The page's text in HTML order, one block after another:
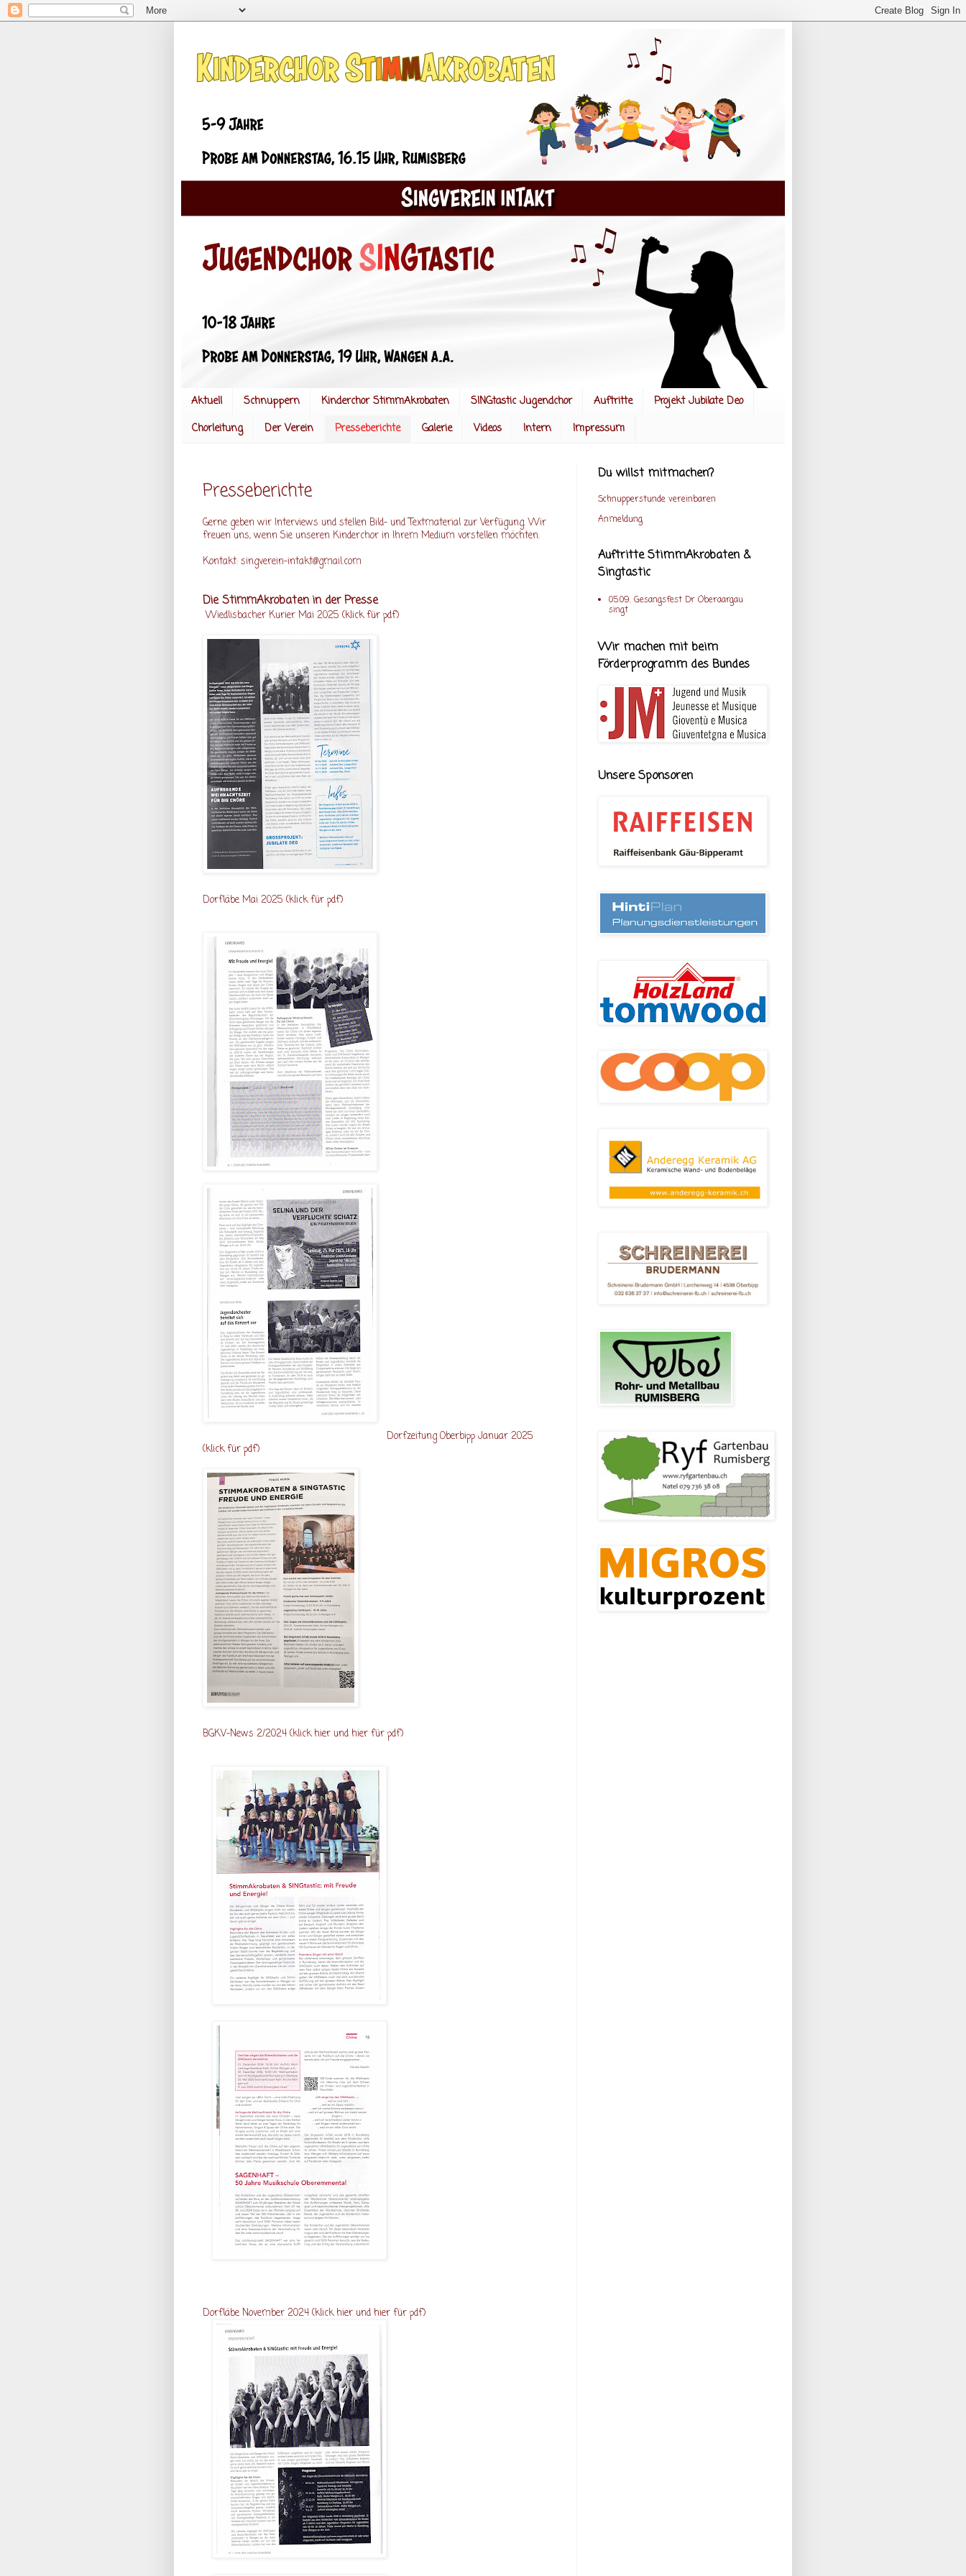
Aktuell Schnuppern Kinderchor StimmAkrobaten SINGtastic Jugendchor Auftritte
Projekt Jubilate Deo
Chorleitung
Der Verein Presseberichte Galerie Videos Intern Impressum
Presseberichte
Gerne geben wir Interviews und stellen Bild- und Textmaterial zur Verfügung. Wir
freuen uns, wenn Sie unseren Kinderchor in Ihrem Medium vorstellen möchten.
Kontakt: singverein-intakt@gmail.com
Die StimmAkrobaten in der Presse
Wiedlisbacher Kurier Mai 2025 (klick für pdf)
Dorfläbe Mai 2025 (klick für pdf)
Dorfzeitung Oberbipp Januar 2025
(klick für pdf)
BGKV-News 2/2024 (klick hier und hier für pdf)
Dorfläbe November 2024 (klick hier und hier für pdf)
Du willst mitmachen?
Schnupperstunde vereinbaren
Anmeldung
Auftritte StimmAkrobaten &
Singtastic
05.09. Gesangsfest Dr Oberaargau
singt
Wir machen mit beim
Förderprogramm des Bundes
Unsere Sponsoren